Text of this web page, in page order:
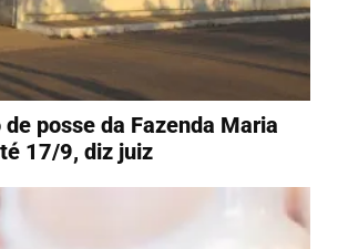
posse da Fazenda Maria
17/9, diz juiz